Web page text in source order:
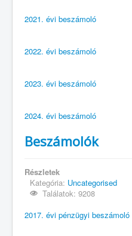
2021. évi beszámoló
2022. évi beszámoló
2023. évi beszámoló
2024. évi beszámoló
Beszámolók
Részletek
Kategória: Uncategorised
Találatok: 9208
2017. évi pénzügyi beszámoló